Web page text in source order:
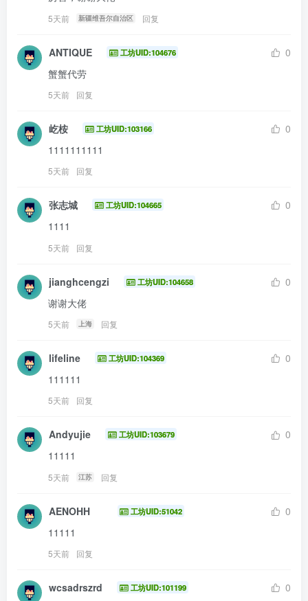
5天前 新疆维吾尔自治区 回复
ANTIQUE 工坊UID:104676
0
蟹蟹代劳
5天前 回复
屹桉 工坊UID:103166
0
1111111111
5天前 回复
张志城 工坊UID:104665
0
1111
5天前 回复
jianghcengzi 工坊UID:104658
0
谢谢大佬
5天前 上海 回复
lifeline 工坊UID:104369
0
111111
5天前 回复
Andyujie 工坊UID:103679
0
11111
5天前 江苏 回复
AENOHH 工坊UID:51042
0
11111
5天前 回复
wcsadrszrd 工坊UID:101199
0